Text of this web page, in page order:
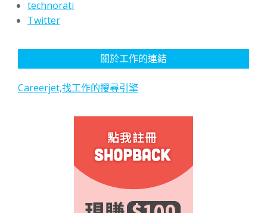
technorati
Twitter
關於工作的連結
Careerjet,找工作的搜尋引擎